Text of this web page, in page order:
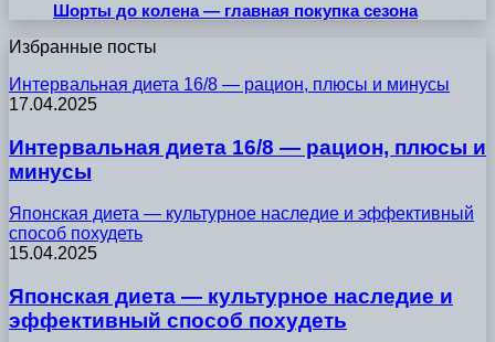
Шорты до колена — главная покупка сезона
Избранные посты
Интервальная диета 16/8 — рацион, плюсы и минусы
17.04.2025
Интервальная диета 16/8 — рацион, плюсы и
минусы
Японская диета — культурное наследие и эффективный
способ похудеть
15.04.2025
Японская диета — культурное наследие и
эффективный способ похудеть